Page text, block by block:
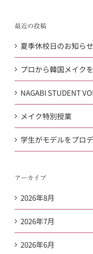
最近の投稿
夏季休校日のお知らせ
プロから韓国メイク
NAGABI STUDENT
メイク特別授業
学生がモデルをプロ
アーカイブ
2026年8月
2026年7月
2026年6月